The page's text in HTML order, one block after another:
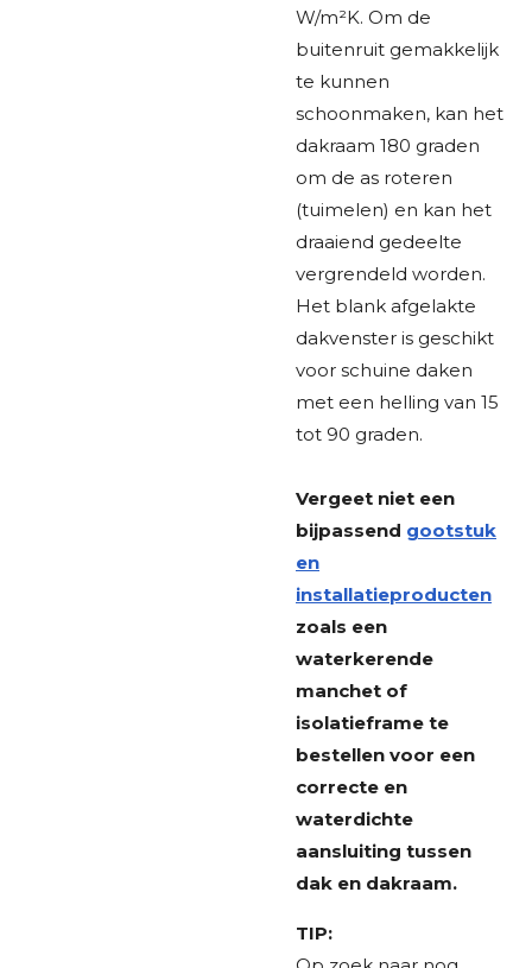
W/m²K. Om de
buitenruit gemakkelijk
te kunnen
schoonmaken, kan het
dakraam 180 graden
om de as roteren
(tuimelen) en kan het
draaiend gedeelte
vergrendeld worden.
Het blank afgelakte
dakvenster is geschikt
voor schuine daken
met een helling van 15
tot 90 graden.
Vergeet niet een
bijpassend gootstuk
en
installatieproducten
zoals een
waterkerende
manchet of
isolatieframe te
bestellen voor een
correcte en
waterdichte
aansluiting tussen
dak en dakraam.
TIP: